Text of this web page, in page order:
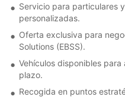
Servicio para particulares
personalizadas.
Oferta exclusiva para
Solutions (EBSS).
Vehículos disponibles
plazo.
Recogida en puntos